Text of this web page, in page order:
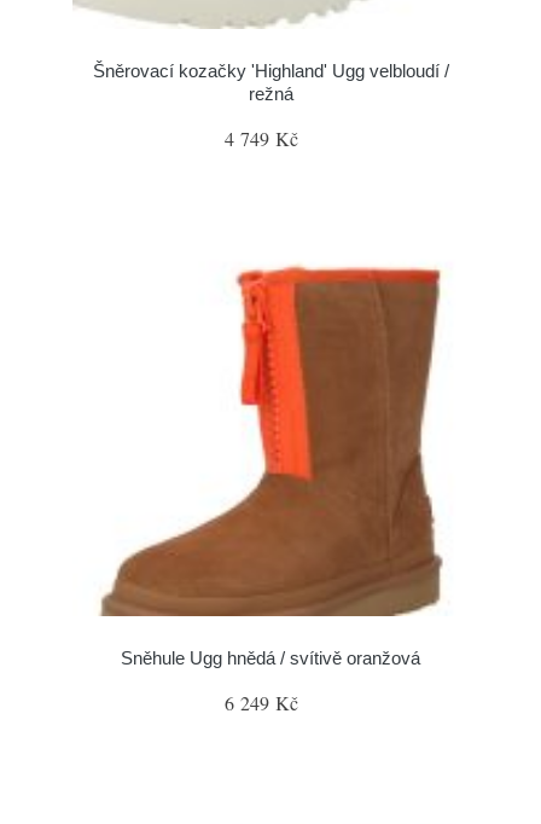
Šněrovací kozačky 'Highland' Ugg velbloudí /
režná
4 749 Kč
Sněhule Ugg hnědá / svítivě oranžová
6 249 Kč